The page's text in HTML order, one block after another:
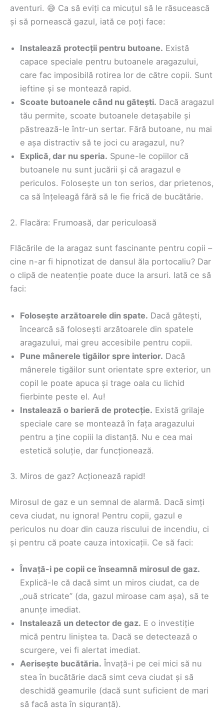
aventuri. 😅 Ca să eviți ca micuțul să le răsucească
și să pornească gazul, iată ce poți face:
Instalează protecții pentru butoane. Există
capace speciale pentru butoanele aragazului,
care fac imposibilă rotirea lor de către copii. Sunt
ieftine și se montează rapid.
Scoate butoanele când nu gătești. Dacă aragazul
tău permite, scoate butoanele detașabile și
păstrează-le într-un sertar. Fără butoane, nu mai
e așa distractiv să te joci cu aragazul, nu?
Explică, dar nu speria. Spune-le copiilor că
butoanele nu sunt jucării și că aragazul e
periculos. Folosește un ton serios, dar prietenos,
ca să înțeleagă fără să le fie frică de bucătărie.
2. Flacăra: Frumoasă, dar periculoasă
Flăcările de la aragaz sunt fascinante pentru copii –
cine n-ar fi hipnotizat de dansul ăla portocaliu? Dar
o clipă de neatenție poate duce la arsuri. Iată ce să
faci:
Folosește arzătoarele din spate. Dacă gătești,
încearcă să folosești arzătoarele din spatele
aragazului, mai greu accesibile pentru copii.
Pune mânerele tigăilor spre interior. Dacă
mânerele tigăilor sunt orientate spre exterior, un
copil le poate apuca și trage oala cu lichid
fierbinte peste el. Au!
Instalează o barieră de protecție. Există grilaje
speciale care se montează în fața aragazului
pentru a ține copiii la distanță. Nu e cea mai
estetică soluție, dar funcționează.
3. Miros de gaz? Acționează rapid!
Mirosul de gaz e un semnal de alarmă. Dacă simți
ceva ciudat, nu ignora! Pentru copii, gazul e
periculos nu doar din cauza riscului de incendiu, ci
și pentru că poate cauza intoxicații. Ce să faci:
Învață-i pe copii ce înseamnă mirosul de gaz.
Explică-le că dacă simt un miros ciudat, ca de
„ouă stricate” (da, gazul miroase cam așa), să te
anunțe imediat.
Instalează un detector de gaz. E o investiție
mică pentru liniștea ta. Dacă se detectează o
scurgere, vei fi alertat imediat.
Aerisește bucătăria. Învață-i pe cei mici să nu
stea în bucătărie dacă simt ceva ciudat și să
deschidă geamurile (dacă sunt suficient de mari
să facă asta în siguranță).